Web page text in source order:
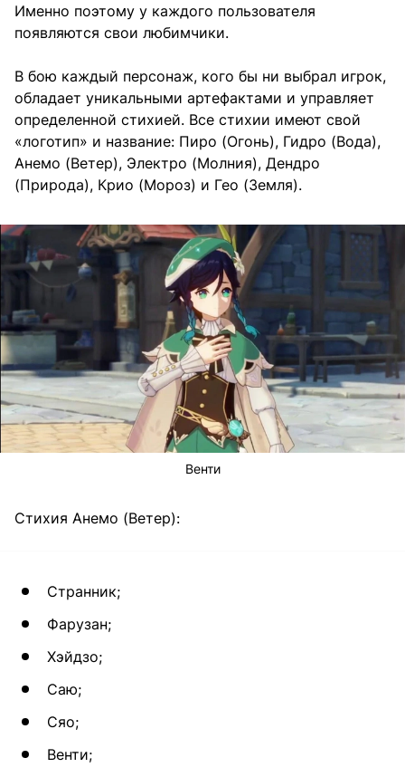
Именно поэтому у каждого пользователя
появляются свои любимчики.
В бою каждый персонаж, кого бы ни выбрал игрок,
обладает уникальными артефактами и управляет
определенной стихией. Все стихии имеют свой
«логотип» и название: Пиро (Огонь), Гидро (Вода),
Анемо (Ветер), Электро (Молния), Дендро
(Природа), Крио (Мороз) и Гео (Земля).
Венти
Стихия Анемо (Ветер):
Странник;
Фарузан;
Хэйдзо;
Саю;
Сяо;
Венти;